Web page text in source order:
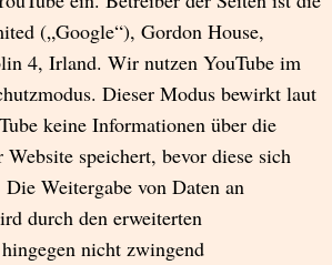
(„Google“), Gordon House,
4, Irland. Wir nutzen YouTube im
Dieser Modus bewirkt laut
keine Informationen über die
Website speichert, bevor diese sich
Die Weitergabe von Daten an
durch den erweiterten
nicht zwingend